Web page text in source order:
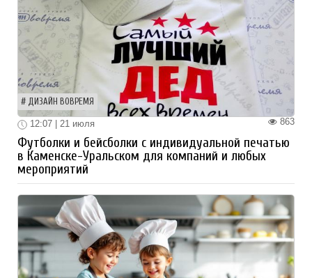
ДИЗАЙН ВОВРЕМЯ
863
12:07 | 21 июля
Футболки и бейсболки с индивидуальной печатью
в Каменске-Уральском для компаний и любых
мероприятий